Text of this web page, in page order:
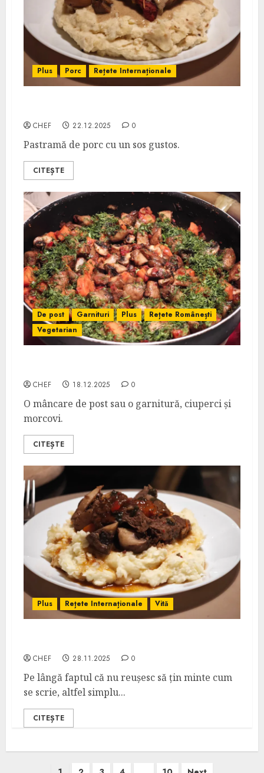
Plus Porc Rețete Internaționale
CHEF 22.12.2025 0
Pastramă de porc cu un sos gustos.
CITEȘTE
De post Garnituri Plus
Rețete Românești
Vegetarian
CHEF 18.12.2025 0
O mâncare de post sau o garnitură, ciuperci și
morcovi.
CITEȘTE
Plus Rețete Internaționale Vită
CHEF 28.11.2025 0
Pe lângă faptul că nu reușesc să țin minte cum
se scrie, altfel simplu...
CITEȘTE